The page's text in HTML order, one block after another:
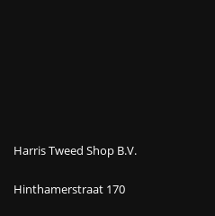
Harris Tweed Shop B.V.
Hinthamerstraat 170